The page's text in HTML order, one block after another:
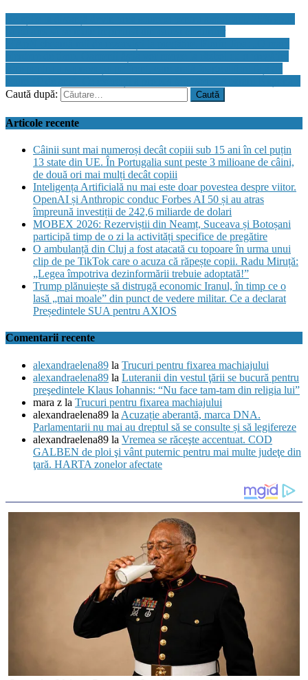
Caută după:
Articole recente
Câinii sunt mai numeroși decât copiii sub 15 ani în cel puțin
13 state din UE. În Portugalia sunt peste 3 milioane de câini,
de două ori mai mulți decât copiii
Inteligența Artificială nu mai este doar povestea despre viitor.
OpenAI și Anthropic conduc Forbes AI 50 și au atras
împreună investiții de 242,6 miliarde de dolari
MOBEX 2026: Rezerviștii din Neamț, Suceava și Botoșani
participă timp de o zi la activități specifice de pregătire
O ambulanță din Cluj a fost atacată cu topoare în urma unui
clip de pe TikTok care o acuza că răpește copii. Radu Miruță:
„Legea împotriva dezinformării trebuie adoptată!”
Trump plănuiește să distrugă economic Iranul, în timp ce o
lasă „mai moale” din punct de vedere militar. Ce a declarat
Președintele SUA pentru AXIOS
Comentarii recente
alexandraelena89 la Trucuri pentru fixarea machiajului
alexandraelena89 la Luteranii din vestul ţării se bucură pentru
preşedintele Klaus Iohannis: “Nu face tam-tam din religia lui”
mara z la Trucuri pentru fixarea machiajului
alexandraelena89 la Acuzație aberantă, marca DNA.
Parlamentarii nu mai au dreptul să se consulte și să legifereze
alexandraelena89 la Vremea se răceşte accentuat. COD
GALBEN de ploi şi vânt puternic pentru mai multe judeţe din
ţară. HARTA zonelor afectate